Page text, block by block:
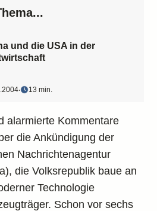
und die USA in der
‧ 13 min.
alarmierte Kommentare
die Ankündigung der
Nachrichtenagentur
die Volksrepublik baue an
Technologie
Schon vor sechs